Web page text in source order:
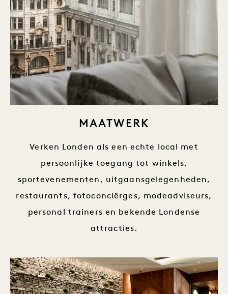
MAATWERK
Verken Londen als een echte local met
persoonlijke toegang tot winkels,
sportevenementen, uitgaansgelegenheden,
restaurants, fotoconciërges, modeadviseurs,
personal trainers en bekende Londense
attracties.